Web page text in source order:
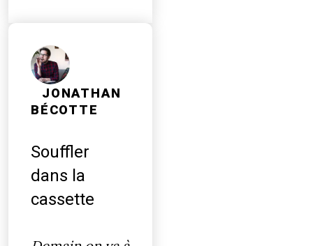
JONATHAN
BÉCOTTE
Souffler
dans la
cassette